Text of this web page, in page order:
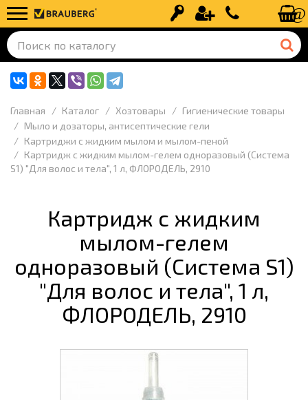
Вход Регистрация+7 (499) 110-
Главная Каталог Хозтовары
Гигиенические товары
Мыло и дозаторы, антисептические гели
Картриджи с жидким мылом и мылом-пеной
Картридж с жидким мылом-гелем одноразовый (Система
S1) "Для волос и тела", 1 л, ФЛОРОДЕЛЬ, 2910
Картридж с жидким
мылом-гелем
одноразовый (Система S1)
"Для волос и тела", 1 л,
ФЛОРОДЕЛЬ, 2910